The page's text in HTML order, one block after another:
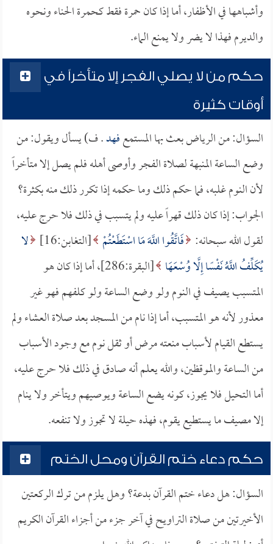
وأشباهها في الأظفار، أما إذا كان حمرة فقط كحمرة الحناء ونحوه
والديرم فهذا لا يضر ولا يمنع الماء.
حكم من لا يصلي الفجر إلا متأخراً في
أوقات كثيرة
السؤال: من الرياض بعث بها المستمعفهد. ف) يسأل ويقول: من
وضع الساعة المنبهة لصلاة الفجر وأوصى أهله فلم يصل إلا متأخراً
لأن النوم غلبه، فما حكم ذلك وما حكمه إذا تكرر ذلك منه بكثرة؟
الجواب: إذا كان ذلك قهراً عليه ولم يتسبب في ذلك فلا حرج عليه،
لقول الله سبحانه: فَاتَّقُوا اللَّهَ مَا اسْتَطَعْتُمْ [التغابن:16]
لا
يُكَلِّفُ اللَّهُ نَفْسًا إِلَّا وُسْعَهَا
[البقرة:286]، أما إذا كان هو
المتسبب يصيف في النوم ولو وضع الساعة ولو كلفهم فهو غير
معذور لأنه هو المتسبب، أما إذا نام من المسجد بعد صلاة العشاء ولم
يستطع القيام لأسباب منعته مرض أو ثقل نوم مع وجود الأسباب
من الساعة والموقظين، والله يعلم أنه صادق في ذلك فلا حرج عليه،
أما التحيل فلا يجوز، كونه يضع الساعة ويوصيهم ويتأخر ولا ينام
إلا مصيف ما يستطيع يقوم، فهذه حيلة لا تجوز ولا تنفعه.
حكم دعاء ختم القرآن ومحل الختم
السؤال: هل دعاء ختم القرآن بدعة؟ وهل يلزم من ترك الركعتين
الأخيرتين من صلاة التراويح في آخر جزء من أجزاء القرآن الكريم